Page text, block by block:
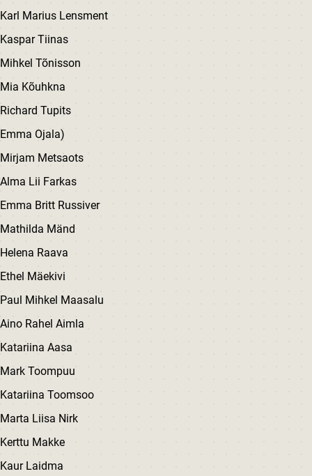
Karl Marius Lensment
Kaspar Tiinas
Mihkel Tõnisson
Mia Kõuhkna
Richard Tupits
Emma Ojala)
Mirjam Metsaots
Alma Lii Farkas
Emma Britt Russiver
Mathilda Mänd
Helena Raava
Ethel Mäekivi
Paul Mihkel Maasalu
Aino Rahel Aimla
Katariina Aasa
Mark Toompuu
Katariina Toomsoo
Marta Liisa Nirk
Kerttu Makke
Kaur Laidma